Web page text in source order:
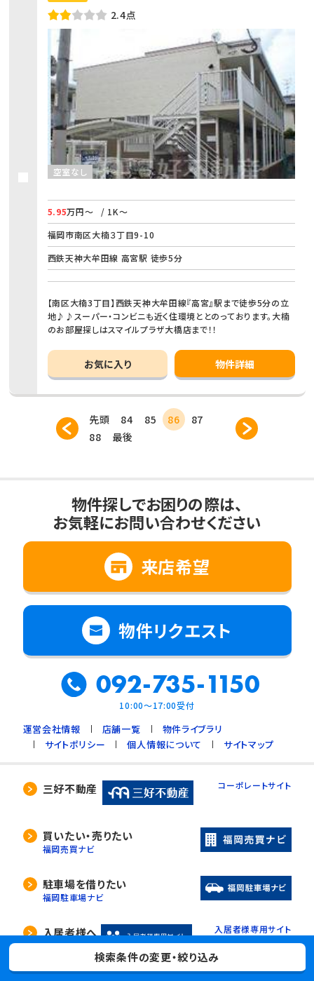
2.4点
空室なし
5.95万円～
/ 1K～
福岡市南区大楠３丁目9-10
西鉄天神大牟田線 高宮駅 徒歩5分
【南区大楠3丁目】西鉄天神大牟田線『高宮』駅まで徒歩5分の立
地♪♪スーパー・コンビニも近く住環境ととのっております。大楠
のお部屋探しはスマイルプラザ大橋店まで！！
お気に入り 物件詳細
先頭 84 85 86
87
88
最後
検索条件の変更・絞り込み
物件探しでお困りの際は、
お気軽にお問い合わせください
来店希望
物件リクエスト
092-735-1150
10:00～17:00受付
運営会社情報 店舗一覧
物件ライブラリ
サイトポリシー
個人情報について サイトマップ
三好不動産 コーポレートサイト
買いたい・売りたい
福岡売買ナビ
駐車場を借りたい
福岡駐車場ナビ
入居者様へ 入居者様専用サイト